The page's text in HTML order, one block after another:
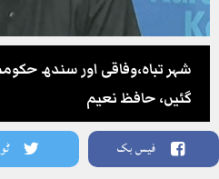
شہر تباہ،وفاقی اور سندھ
گئیں، حافظ نعیم
فیس بک